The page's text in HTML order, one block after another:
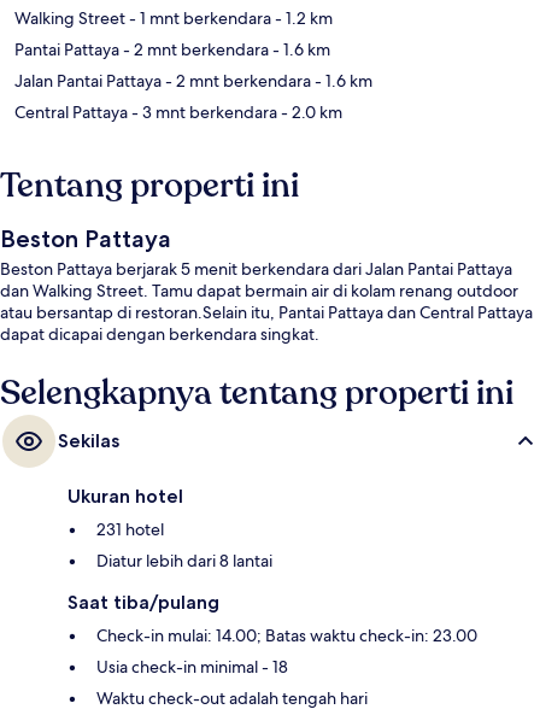
Walking Street- 1 mnt berkendara- 1.2 km
Pantai Pattaya- 2 mnt berkendara- 1.6 km
Jalan Pantai Pattaya- 2 mnt berkendara- 1.6 km
Central Pattaya- 3 mnt berkendara- 2.0 km
Tentang properti ini
Beston Pattaya
Beston Pattaya berjarak 5 menit berkendara dari Jalan Pantai Pattaya
dan Walking Street. Tamu dapat bermain air di kolam renang outdoor
atau bersantap di restoran.Selain itu, Pantai Pattaya dan Central Pattaya
dapat dicapai dengan berkendara singkat.
Selengkapnya tentang properti ini
Sekilas
Ukuran hotel
231 hotel
Diatur lebih dari 8 lantai
Saat tiba/pulang
Check-in mulai: 14.00; Batas waktu check-in: 23.00
Usia check-in minimal - 18
Waktu check-out adalah tengah hari